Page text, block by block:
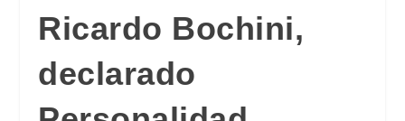
Ricardo Bochini,
declarado